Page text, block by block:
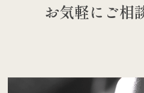
お気軽にご相